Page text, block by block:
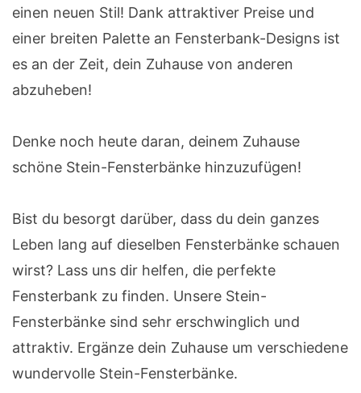
einen neuen Stil! Dank attraktiver Preise und
einer breiten Palette an Fensterbank-Designs ist
es an der Zeit, dein Zuhause von anderen
abzuheben!
Denke noch heute daran, deinem Zuhause
schöne Stein-Fensterbänke hinzuzufügen!
Bist du besorgt darüber, dass du dein ganzes
Leben lang auf dieselben Fensterbänke schauen
wirst? Lass uns dir helfen, die perfekte
Fensterbank zu finden. Unsere Stein-
Fensterbänke sind sehr erschwinglich und
attraktiv. Ergänze dein Zuhause um verschiedene
wundervolle Stein-Fensterbänke.